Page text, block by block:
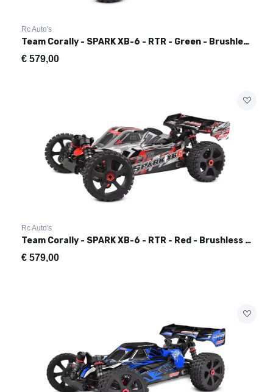
Rc Auto's
Team Corally - SPARK XB-6 - RTR - Green - Brushless Power 6S
€ 579,00
Rc Auto's
Team Corally - SPARK XB-6 - RTR - Red - Brushless Power 6S
€ 579,00